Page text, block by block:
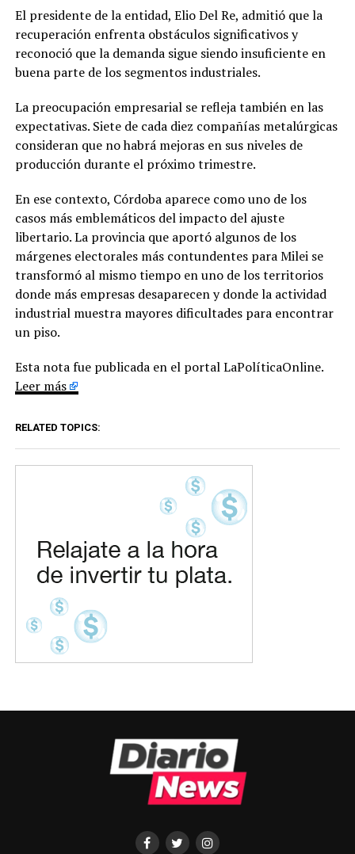
El presidente de la entidad, Elio Del Re, admitió que la
recuperación enfrenta obstáculos significativos y
reconoció que la demanda sigue siendo insuficiente en
buena parte de los segmentos industriales.
La preocupación empresarial se refleja también en las
expectativas. Siete de cada diez compañías metalúrgicas
consideran que no habrá mejoras en sus niveles de
producción durante el próximo trimestre.
En ese contexto, Córdoba aparece como uno de los
casos más emblemáticos del impacto del ajuste
libertario. La provincia que aportó algunos de los
márgenes electorales más contundentes para Milei se
transformó al mismo tiempo en uno de los territorios
donde más empresas desaparecen y donde la actividad
industrial muestra mayores dificultades para encontrar
un piso.
Esta nota fue publicada en el portal LaPolíticaOnline.
Leer más
RELATED TOPICS: